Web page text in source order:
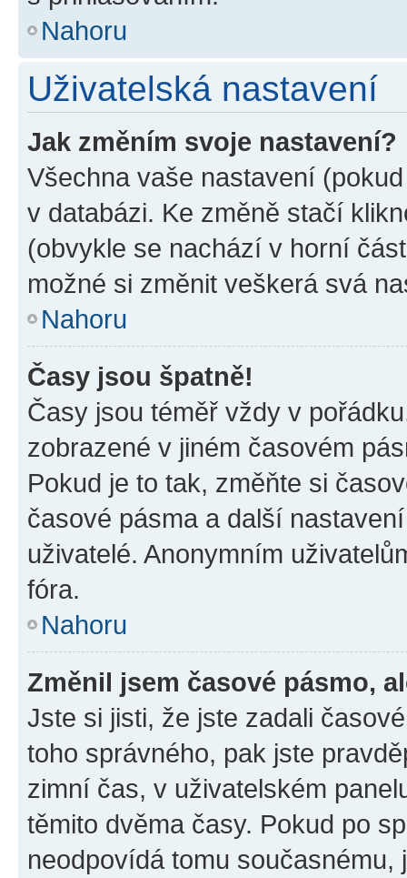
Nahoru
Uživatelská nastavení
Jak změním svoje nastavení?
Všechna vaše nastavení
v databázi. Ke změně stačí
(obvykle se nachází v horní
možné si změnit veškerá svá
Nahoru
Časy jsou špatně!
Časy jsou téměř vždy v
zobrazené v jiném časovém
Pokud je to tak, změňte si
časové pásma a další
uživatelé. Anonymním
fóra.
Nahoru
Změnil jsem časové pásmo,
Jste si jisti, že jste zadali
toho správného, pak jste
zimní čas, v uživatelském
těmito dvěma časy. Pokud po
neodpovídá tomu